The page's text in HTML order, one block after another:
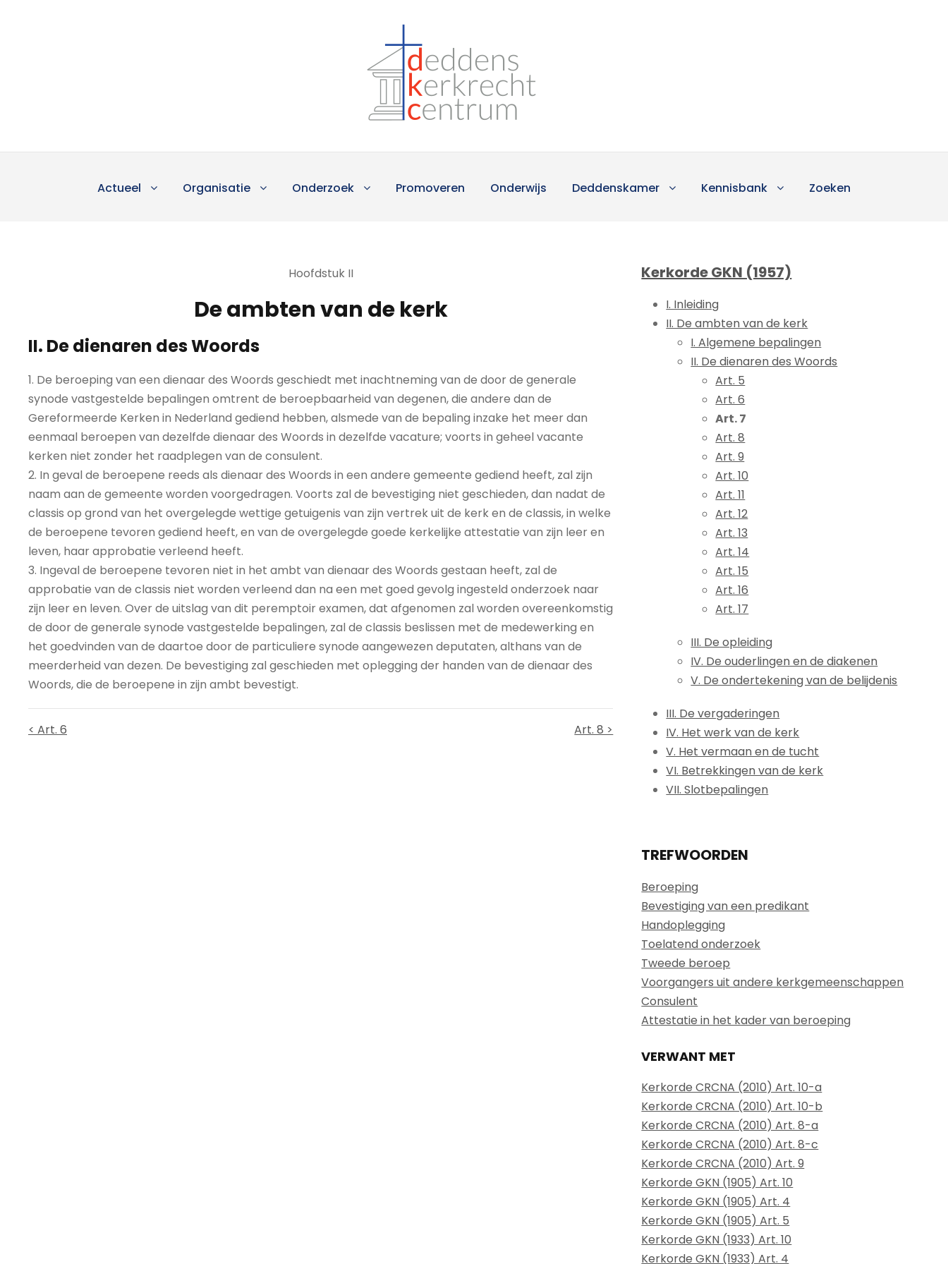
Actueel Organisatie Onderzoek Promoveren Onderwijs Deddenskamer Kennisbank Zoeken
Hoofdstuk II
De ambten van de kerk
II. De dienaren des Woords
1. De beroeping van een dienaar des Woords geschiedt met inachtneming van de door de generale
synode vastgestelde bepalingen omtrent de beroepbaarheid van degenen, die andere dan de
Gereformeerde Kerken in Nederland gediend hebben, alsmede van de bepaling inzake het meer dan
eenmaal beroepen van dezelfde dienaar des Woords in dezelfde vacature; voorts in geheel vacante
kerken niet zonder het raadplegen van de consulent.
2. In geval de beroepene reeds als dienaar des Woords in een andere gemeente gediend heeft, zal zijn
naam aan de gemeente worden voorgedragen. Voorts zal de bevestiging niet geschieden, dan nadat de
classis op grond van het overgelegde wettige getuigenis van zijn vertrek uit de kerk en de classis, in welke
de beroepene tevoren gediend heeft, en van de overgelegde goede kerkelijke attestatie van zijn leer en
leven, haar approbatie verleend heeft.
3. Ingeval de beroepene tevoren niet in het ambt van dienaar des Woords gestaan heeft, zal de
approbatie van de classis niet worden verleend dan na een met goed gevolg ingesteld onderzoek naar
zijn leer en leven. Over de uitslag van dit peremptoir examen, dat afgenomen zal worden overeenkomstig
de door de generale synode vastgestelde bepalingen, zal de classis beslissen met de medewerking en
het goedvinden van de daartoe door de particuliere synode aangewezen deputaten, althans van de
meerderheid van dezen. De bevestiging zal geschieden met oplegging der handen van de dienaar des
Woords, die de beroepene in zijn ambt bevestigt.
< Art. 6 Art. 8 >
Kerkorde GKN (1957)
I. Inleiding
II. De ambten van de kerk
I. Algemene bepalingen
II. De dienaren des Woords
Art. 5
Art. 6
Art. 7
Art. 8
Art. 9
Art. 10
Art. 11
Art. 12
Art. 13
Art. 14
Art. 15
Art. 16
Art. 17
III. De opleiding
IV. De ouderlingen en de diakenen
V. De ondertekening van de belijdenis
III. De vergaderingen
IV. Het werk van de kerk
V. Het vermaan en de tucht
VI. Betrekkingen van de kerk
VII. Slotbepalingen
TREFWOORDEN
Beroeping
Bevestiging van een predikant
Handoplegging
Toelatend onderzoek
Tweede beroep
Voorgangers uit andere kerkgemeenschappen
Consulent
Attestatie in het kader van beroeping
VERWANT MET
Kerkorde CRCNA (2010) Art. 10-a
Kerkorde CRCNA (2010) Art. 10-b
Kerkorde CRCNA (2010) Art. 8-a
Kerkorde CRCNA (2010) Art. 8-c
Kerkorde CRCNA (2010) Art. 9
Kerkorde GKN (1905) Art. 10
Kerkorde GKN (1905) Art. 4
Kerkorde GKN (1905) Art. 5
Kerkorde GKN (1933) Art. 10
Kerkorde GKN (1933) Art. 4